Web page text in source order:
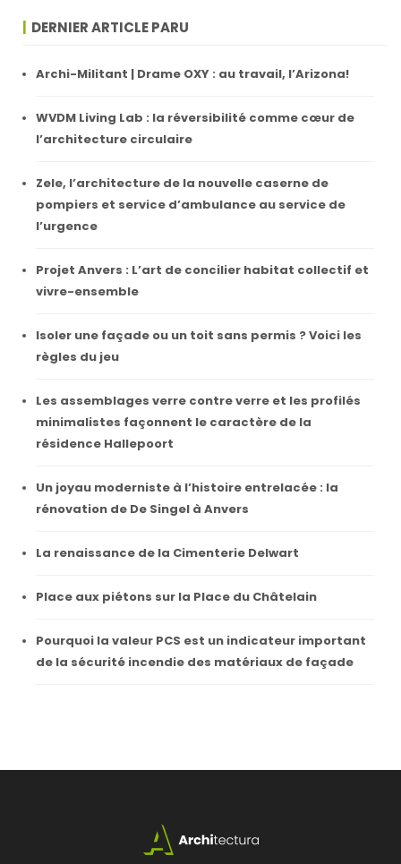
DERNIER ARTICLE PARU
Archi-Militant | Drame OXY : au travail, l’Arizona!
WVDM Living Lab : la réversibilité comme cœur de
l’architecture circulaire
Zele, l’architecture de la nouvelle caserne de
pompiers et service d’ambulance au service de
l’urgence
Projet Anvers : L’art de concilier habitat collectif et
vivre-ensemble
Isoler une façade ou un toit sans permis ? Voici les
règles du jeu
Les assemblages verre contre verre et les profilés
minimalistes façonnent le caractère de la
résidence Hallepoort
Un joyau moderniste à l’histoire entrelacée : la
rénovation de De Singel à Anvers
La renaissance de la Cimenterie Delwart
Place aux piétons sur la Place du Châtelain
Pourquoi la valeur PCS est un indicateur important
de la sécurité incendie des matériaux de façade